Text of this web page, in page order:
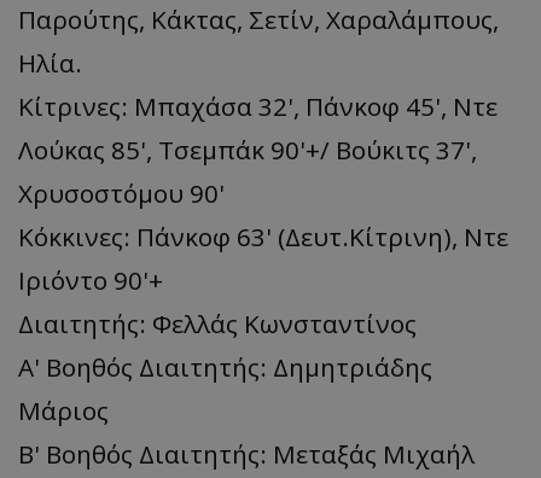
Παρούτης, Κάκτας, Σετίν, Χαραλάμπους,
Ηλία.
Κίτρινες: Μπαχάσα 32', Πάνκοφ 45', Nτε
Λούκας 85', Τσεμπάκ 90'+/ Βούκιτς 37',
Χρυσοστόμου 90'
Κόκκινες: Πάνκοφ 63' (Δευτ.Κίτρινη), Ντε
Ιριόντο 90'+
Διαιτητής: Φελλάς Κωνσταντίνος
Α' Βοηθός Διαιτητής: Δημητριάδης
Μάριος
Β' Βοηθός Διαιτητής: Μεταξάς Μιχαήλ